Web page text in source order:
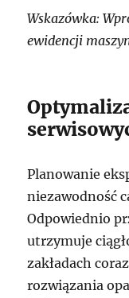
Wskazówka:
ewidencji
Planowanie
niezawodność
Odpowiednio
utrzymuje
zakładach
rozwiązania